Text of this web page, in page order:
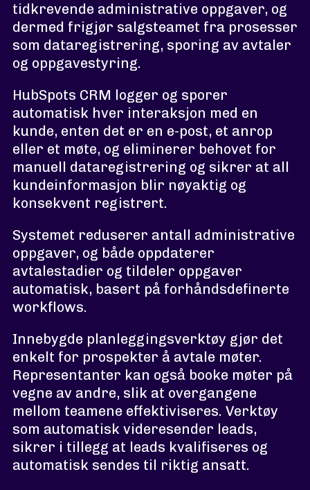
tidkrevende administrative oppgaver, og
dermed frigjør salgsteamet fra prosesser
som dataregistrering, sporing av avtaler
og oppgavestyring.
HubSpots CRM logger og sporer
automatisk hver interaksjon med en
kunde, enten det er en e-post, et anrop
eller et møte, og eliminerer behovet for
manuell dataregistrering og sikrer at all
kundeinformasjon blir nøyaktig og
konsekvent registrert.
Systemet reduserer antall administrative
oppgaver, og både oppdaterer
avtalestadier og tildeler oppgaver
automatisk, basert på forhåndsdefinerte
workflows.
Innebygde planleggingsverktøy gjør det
enkelt for prospekter å avtale møter.
Representanter kan også booke møter på
vegne av andre, slik at overgangene
mellom teamene effektiviseres. Verktøy
som automatisk videresender leads,
sikrer i tillegg at leads kvalifiseres og
automatisk sendes til riktig ansatt.